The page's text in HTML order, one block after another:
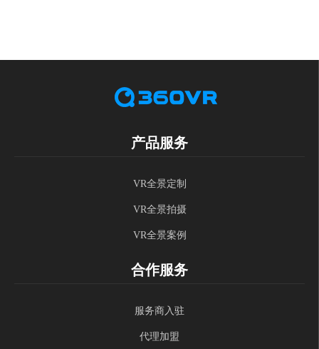
产品服务
VR全景定制
VR全景拍摄
VR全景案例
合作服务
服务商入驻
代理加盟